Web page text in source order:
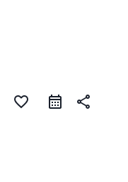
favorite_border share